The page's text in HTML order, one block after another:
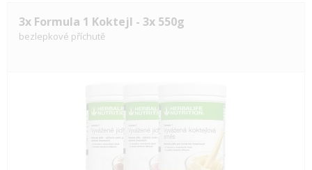
3x Formula 1 Koktejl - 3x 550g
bezlepkové příchutě